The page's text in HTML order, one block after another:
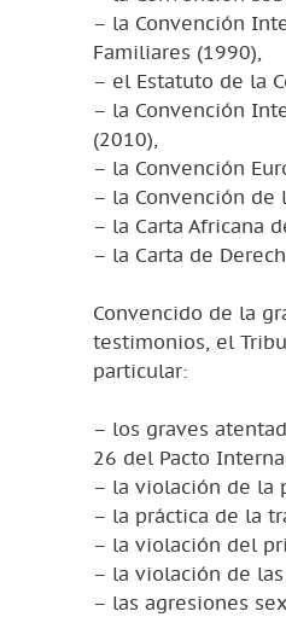
– la Convención
Familiares (1990),
– el Estatuto de la
– la Convención
(2010),
– la Convención
– la Convención de
– la Carta Africana
– la Carta de
Convencido de la
testimonios, el
particular:
– los graves
26 del Pacto
– la violación de la
– la práctica de la
– la violación del
– la violación de
– las agresiones